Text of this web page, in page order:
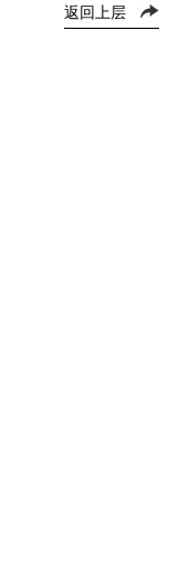
返回上层